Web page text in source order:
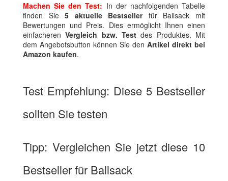
Machen Sie den Test: In der nachfolgenden Tabelle
finden Sie5 aktuelle Bestsellerfür Ballsack mit
Bewertungen und Preis. Dies ermöglicht Ihnen einen
einfacherenVergleich bzw. Test des Produktes. Mit
dem Angebotsbutton können Sie den Artikel direkt bei
Amazon kaufen.
Test Empfehlung: Diese 5 Bestseller
sollten Sie testen
Tipp: Vergleichen Sie jetzt diese 10
Bestseller für Ballsack